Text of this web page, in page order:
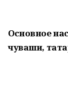
Основное
чуваши,